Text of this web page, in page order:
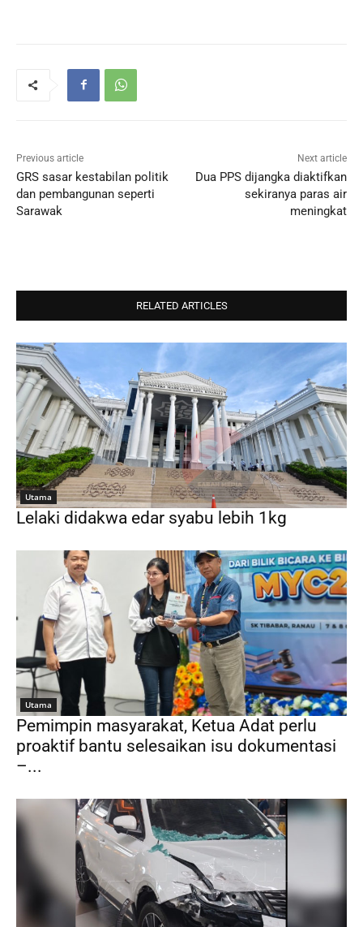
Previous article
GRS sasar kestabilan politik
dan pembangunan seperti
Sarawak
Next article
Dua PPS dijangka diaktifkan
sekiranya paras air
meningkat
RELATED ARTICLES
Utama
Lelaki didakwa edar syabu lebih 1kg
Utama
Pemimpin masyarakat, Ketua Adat perlu
proaktif bantu selesaikan isu dokumentasi
–...